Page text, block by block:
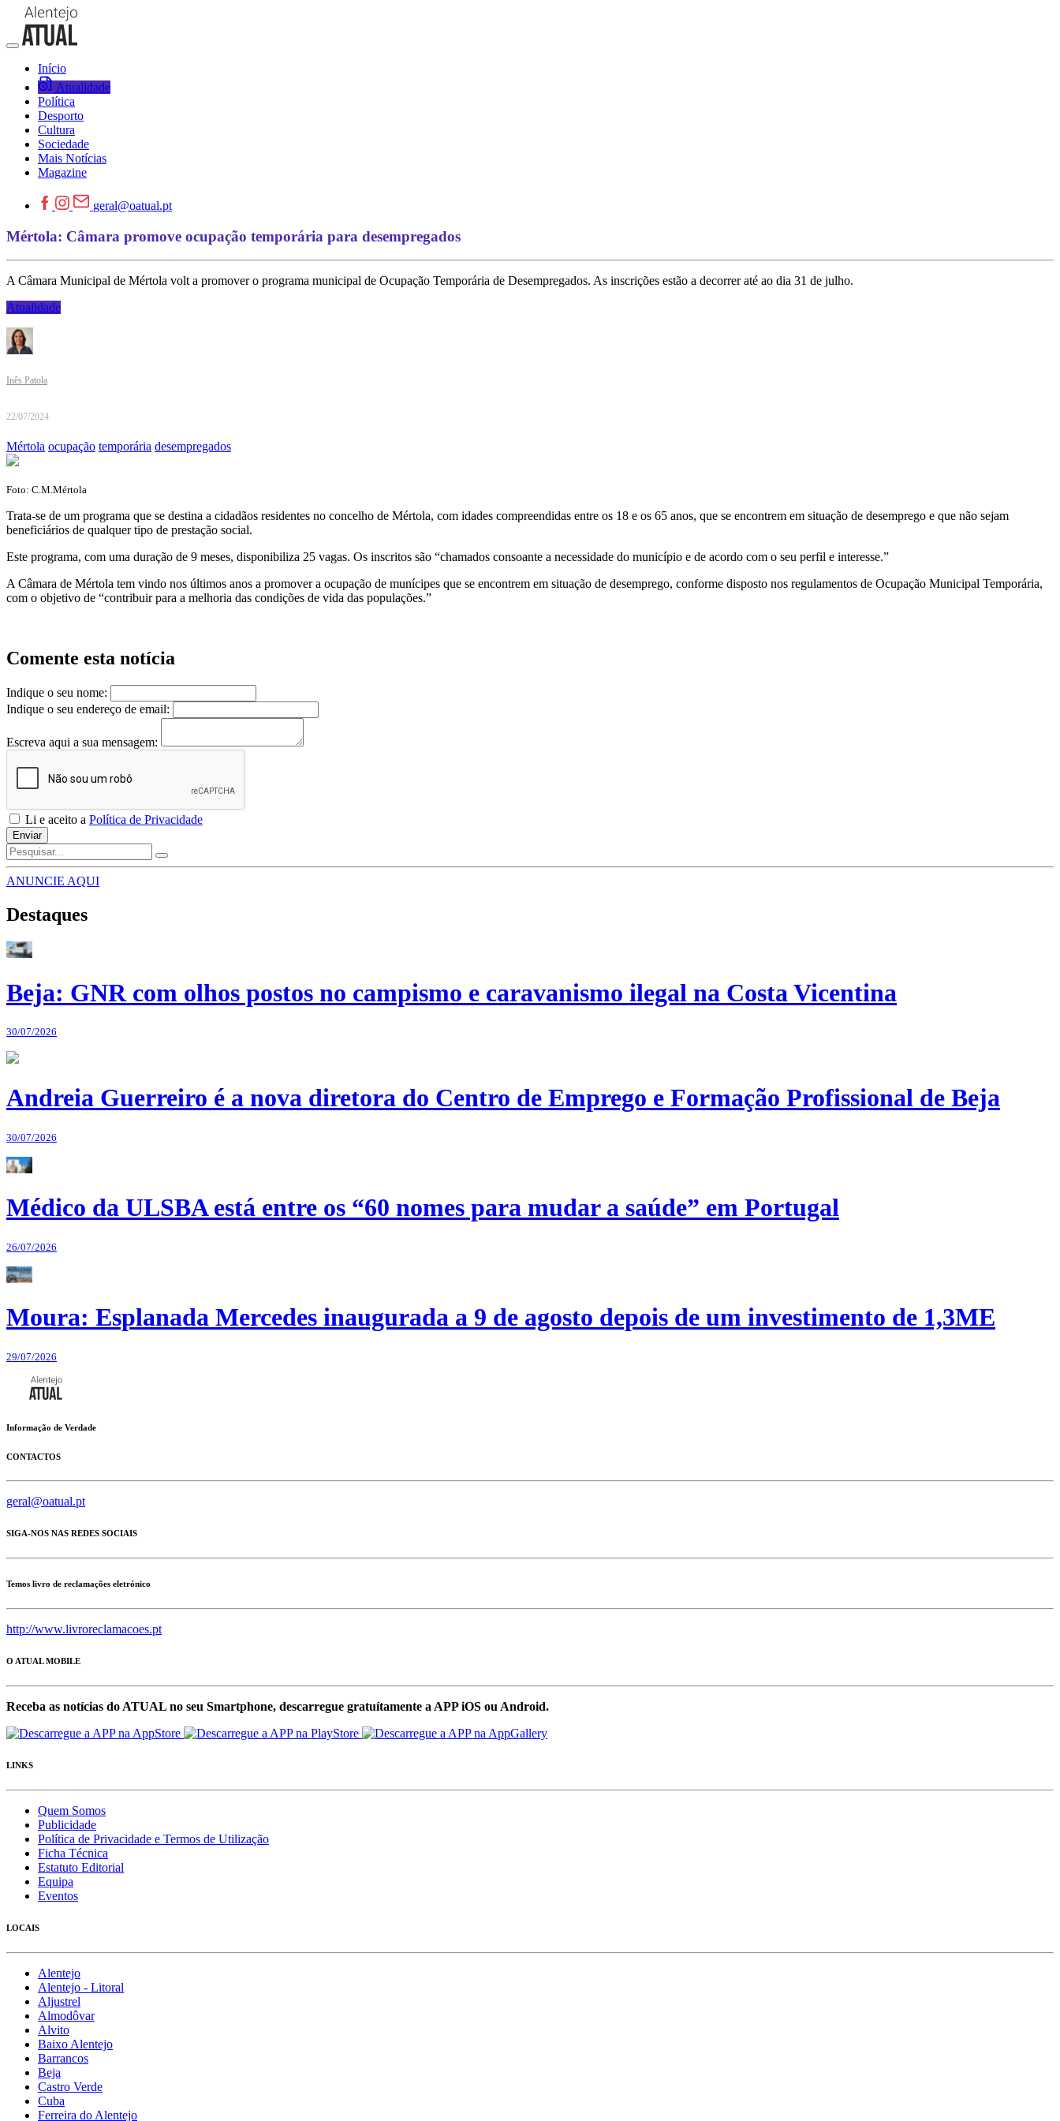
Início
Atualidade
Política
Desporto
Cultura
Sociedade
Mais Notícias
Magazine
geral@oatual.pt
Mértola: Câmara promove ocupação temporária para desempregados
A Câmara Municipal de Mértola volt a promover o programa municipal de Ocupação Temporária de Desempregados. As inscrições estão a decorrer até ao dia 31 de julho.
Atualidade
Inês Patola
22/07/2024
Mértola ocupação temporária desempregados
Foto: C.M.Mértola
Trata-se de um programa que se destina a cidadãos residentes no concelho de Mértola, com idades compreendidas entre os 18 e os 65 anos, que se encontrem em situação de desemprego e que não sejam
beneficiários de qualquer tipo de prestação social.
Este programa, com uma duração de 9 meses, disponibiliza 25 vagas. Os inscritos são “chamados consoante a necessidade do município e de acordo com o seu perfil e interesse.”
A Câmara de Mértola tem vindo nos últimos anos a promover a ocupação de munícipes que se encontrem em situação de desemprego, conforme disposto nos regulamentos de Ocupação Municipal Temporária,
com o objetivo de “contribuir para a melhoria das condições de vida das populações.”
Comente esta notícia
Indique o seu nome:
Indique o seu endereço de email:
Escreva aqui a sua mensagem:
Li e aceito a Política de Privacidade
Enviar
ANUNCIE AQUI
Destaques
Beja: GNR com olhos postos no campismo e caravanismo ilegal na Costa Vicentina
30/07/2026
Andreia Guerreiro é a nova diretora do Centro de Emprego e Formação Profissional de Beja
30/07/2026
Médico da ULSBA está entre os “60 nomes para mudar a saúde” em Portugal
26/07/2026
Moura: Esplanada Mercedes inaugurada a 9 de agosto depois de um investimento de 1,3ME
29/07/2026
Informação de Verdade
CONTACTOS
geral@oatual.pt
SIGA-NOS NAS REDES SOCIAIS
Temos livro de reclamações eletrónico
http://www.livroreclamacoes.pt
O ATUAL MOBILE
Receba as notícias do ATUAL no seu Smartphone, descarregue gratuítamente a APP iOS ou Android.
LINKS
Quem Somos
Publicidade
Política de Privacidade e Termos de Utilização
Ficha Técnica
Estatuto Editorial
Equipa
Eventos
LOCAIS
Alentejo
Alentejo - Litoral
Aljustrel
Almodôvar
Alvito
Baixo Alentejo
Barrancos
Beja
Castro Verde
Cuba
Ferreira do Alentejo